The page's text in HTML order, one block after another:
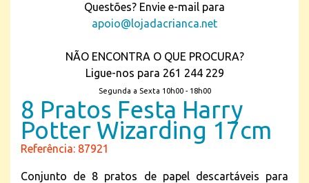
Questões? Envie e-mail para
apoio@lojadacrianca.net
NÃO ENCONTRA O QUE PROCURA?
Ligue-nos para 261 244 229
Segunda a Sexta 10h00 - 18h00
8 Pratos Festa Harry
Potter Wizarding 17cm
Referência: 87921
Conjunto de 8 pratos de papel descartáveis para